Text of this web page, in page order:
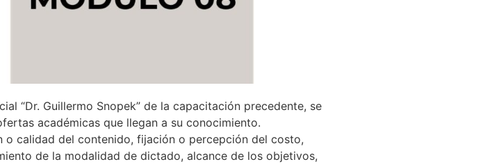
“Dr. Guillermo Snopek” de la capacitación precedente, se
académicas que llegan a su conocimiento.
o calidad del contenido, fijación o percepción del costo,
de la modalidad de dictado, alcance de los objetivos,